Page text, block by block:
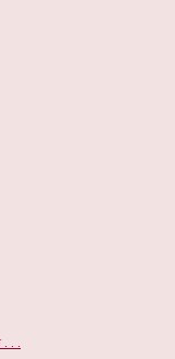
. . .